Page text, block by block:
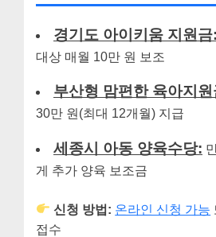
경기도 아이키움 지원금:
대상 매월 10만 원 보조
부산형 맘편한 육아지원
30만 원(최대 12개월) 지급
세종시 아동 양육수당:
게 추가 양육 보조금
신청 방법: 온라인 신청 가능
접수